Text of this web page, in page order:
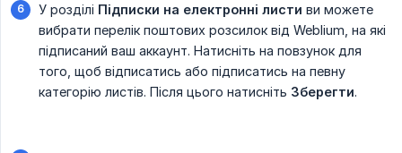
У розділі Підписки на електронні листи ви можете
вибрати перелік поштових розсилок від Weblium, на які
підписаний ваш аккаунт. Натисніть на повзунок для
того, щоб відписатись або підписатись на певну
категорію листів. Після цього натисніть Зберегти.